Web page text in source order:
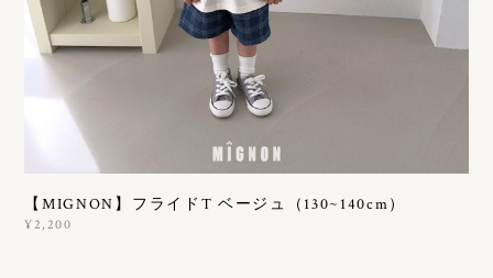
【MIGNON】フライドT ベージュ（130~140cm）
¥2,200